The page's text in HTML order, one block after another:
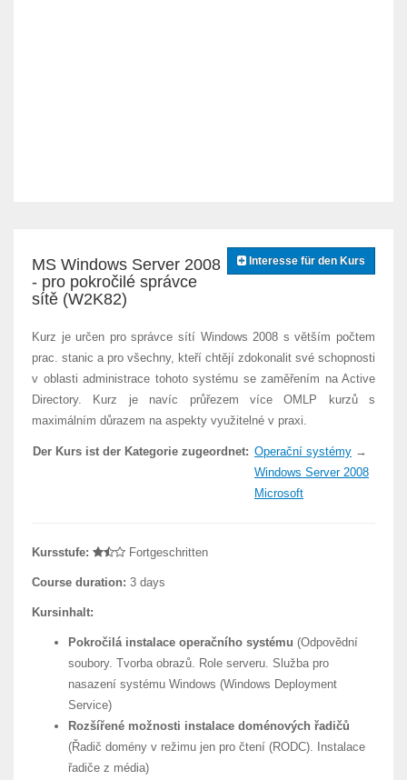
Interesse für den Kurs
MS Windows Server 2008
- pro pokročilé správce
sítě (W2K82)
Kurz je určen pro správce sítí Windows 2008 s větším počtem
prac. stanic a pro všechny, kteří chtějí zdokonalit své schopnosti
v oblasti administrace tohoto systému se zaměřením na Active
Directory. Kurz je navíc průřezem více OMLP kurzů s
maximálním důrazem na aspekty využitelné v praxi.
Der Kurs ist der Kategorie zugeordnet: Operační systémy →
Windows Server 2008
Microsoft
Kursstufe: Fortgeschritten
Course duration: 3 days
Kursinhalt:
Pokročilá instalace operačního systému (Odpovědní
soubory. Tvorba obrazů. Role serveru. Služba pro
nasazení systému Windows (Windows Deployment
Service)
Rozšířené možnosti instalace doménových řadičů
(Řadič domény v režimu jen pro čtení (RODC). Instalace
řadiče z média)